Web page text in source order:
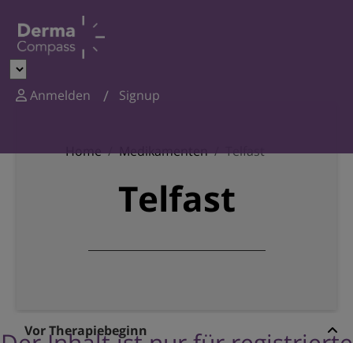
Anmelden Signup
Home Medikamenten Telfast
Telfast
Vor Therapiebeginn